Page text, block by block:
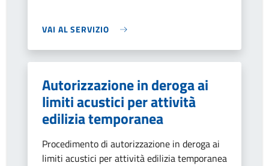
VAI AL SERVIZIO
Autorizzazione in deroga ai
limiti acustici per attività
edilizia temporanea
Procedimento di autorizzazione in deroga ai
limiti acustici per attività edilizia temporanea